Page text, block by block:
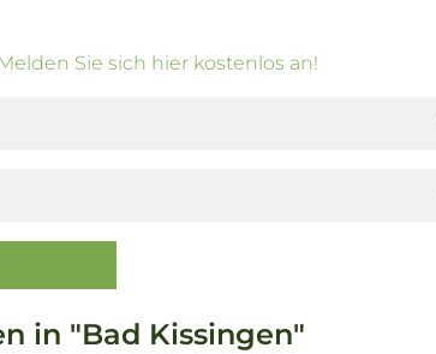
Melden Sie sich hier kostenlos an!
in "Bad Kissingen"